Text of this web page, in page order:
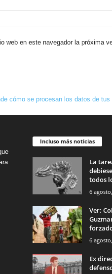
web en este navegador la próxima
cómo se procesan los datos de tus
Incluso más noticias
La
todos
6
Ver:
6
Ex